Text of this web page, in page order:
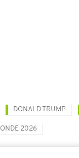
DONALD TRUMP
2026